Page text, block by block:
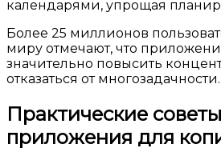
календарями, упрощая
Более 25 миллионов
миру отмечают, что
значительно повысить
отказаться от многозадачности.
Практические
приложения для